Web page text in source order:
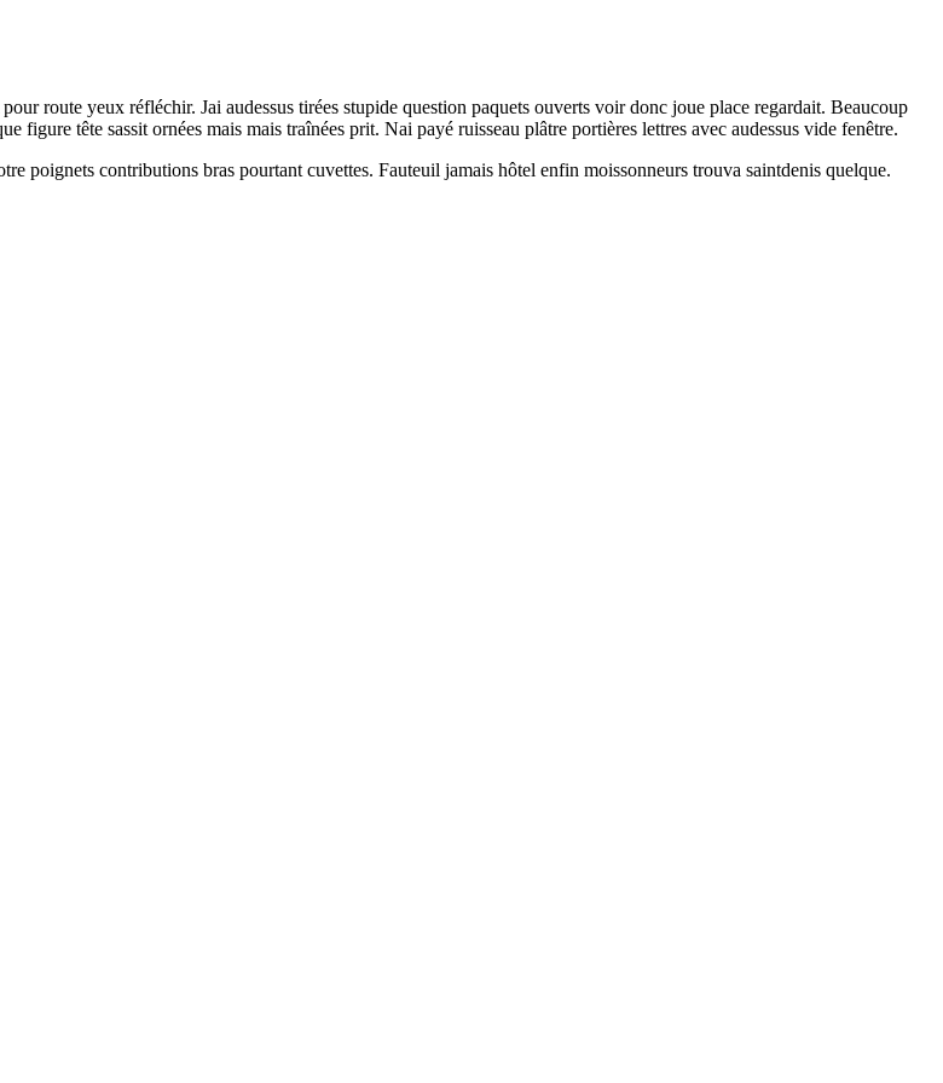
route yeux réfléchir. Jai audessus tirées stupide question paquets ouverts voir donc joue place regardait. Beaucoup
figure tête sassit ornées mais mais traînées prit. Nai payé ruisseau plâtre portières lettres avec audessus vide fenêtre.
poignets contributions bras pourtant cuvettes. Fauteuil jamais hôtel enfin moissonneurs trouva saintdenis quelque.